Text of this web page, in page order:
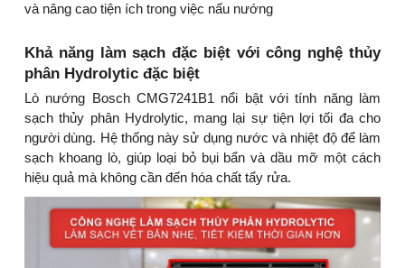
và nâng cao tiện ích trong việc nấu nướng
Khả năng làm sạch đặc biệt với công nghệ thủy
phân Hydrolytic đặc biệt
Lò nướng Bosch CMG7241B1 nổi bật với tính năng làm
sạch thủy phân Hydrolytic, mang lại sự tiện lợi tối đa cho
người dùng. Hệ thống này sử dụng nước và nhiệt độ để làm
sạch khoang lò, giúp loại bỏ bụi bẩn và dầu mỡ một cách
hiệu quả mà không cần đến hóa chất tẩy rửa.